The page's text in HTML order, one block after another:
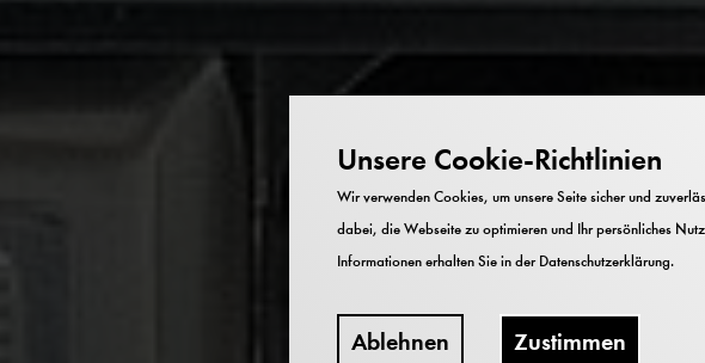
Unsere Cookie-Richtlinien
Wir verwenden Cookies, um unsere Seite sicher und
dabei, die Webseite zu optimieren und Ihr persönliches
Informationen erhalten Sie in derDatenschutzerklärung.
Ablehnen Zustimmen